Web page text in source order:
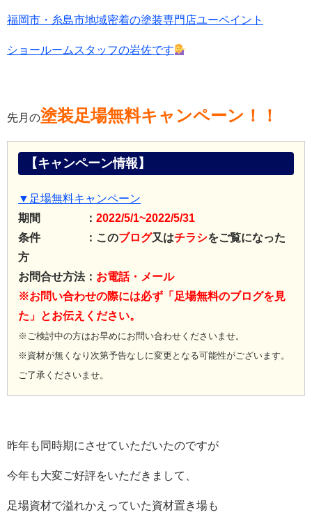
福岡市・糸島市地域密着の塗装専門店ユーペイント
ショールームスタッフの岩佐です
先月の塗装足場無料キャンペーン！！
【キャンペーン情報】
▼足場無料キャンペーン
期間 ： 2022/5/1~2022/5/31
条件 ：このブログ又はチラシをご覧になった
方
お問合せ方法： お電話・メール
※お問い合わせの際には必ず「足場無料のブログを見
た」とお伝えください。
※ご検討中の方はお早めにお問い合わせくださいませ。
※資材が無くなり次第予告なしに変更となる可能性がございます。
ご了承くださいませ。
昨年も同時期にさせていただいたのですが
今年も大変ご好評をいただきまして、
足場資材で溢れかえっていた資材置き場も